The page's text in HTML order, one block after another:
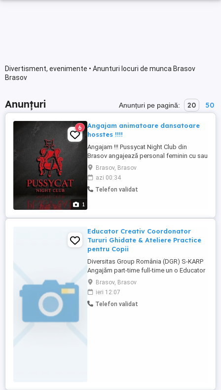
Divertisment, evenimente • Anunturi locuri de munca Brasov
Brasov
Anunțuri Anunțuri pe pagină: 20 50
1
6
Angajam animatoare dansatoare
hosstes !!!!
Angajam !!! Pussycat Night Club din
Brasov angajează personal feminin cu sau
fara experienta pentru postul de :
Dansatoare și hostess !
Brasov, Brasov
azi 00:34
Telefon validat
Educator Creativ Coordonator
Tururi Ghidate & Ateliere Practice
pentru Copii
Diversitas Group România (DGR) S-KARP
Angajăm part-time full-time un o Educator
Creativ Coordonator Tururi Ghidate &
Ateliere Practice pentru Copii La S-KARP,
alături de mascota noastră Skarpy,
transformăm fabrica într-o adevărată
Brasov, Brasov
ieri 12:07
Telefon validat